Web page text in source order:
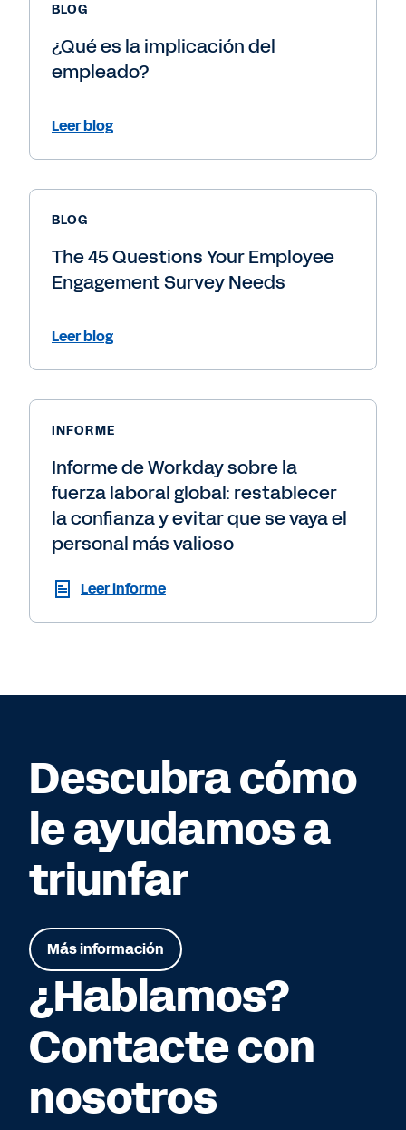
BLOG
¿Qué es la implicación del
empleado?
Leer blog
BLOG
The 45 Questions Your Employee
Engagement Survey Needs
Leer blog
INFORME
Informe de Workday sobre la
fuerza laboral global: restablecer
la confianza y evitar que se vaya el
personal más valioso
Leer informe
Descubra cómo
le ayudamos a
triunfar
Más información
¿Hablamos?
Contacte con
nosotros